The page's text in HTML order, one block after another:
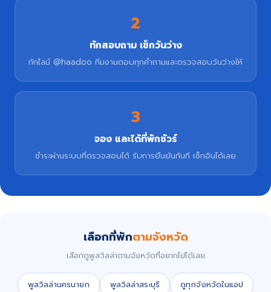
2
ทักสอบถาม เช็กวันว่าง
ทักไลน์ @haadoo ทีมงานตอบทุกคำถามและตรวจสอบวันว่างให้
3
จอง และได้ที่พักชัวร์
ชำระผ่านระบบที่ตรวจสอบได้ รับการยืนยันทันที เช็กอินได้เลย
เลือกที่พักตามจังหวัด
เลือกดูพูลวิลล่าตามจังหวัดที่อยากไปได้เลย
พูลวิลล่านครนายก พูลวิลล่าสระบุรี ดูทุกจังหวัดในแอป